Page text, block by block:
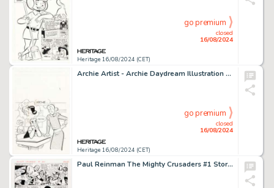
Heritage 16/08/2024 (CET)
closed
16/08/2024
go premium
Archie Artist - Archie Daydream Illustration Original Art (undated).
Heritage 16/08/2024 (CET)
closed
16/08/2024
go premium
Paul Reinman The Mighty Crusaders #1 Story Page 3 Original Art (Archie, 1965).